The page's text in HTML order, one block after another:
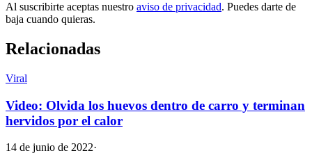
Al suscribirte aceptas nuestro aviso de privacidad. Puedes darte de
baja cuando quieras.
Relacionadas
Viral
Video: Olvida los huevos dentro de carro y terminan
hervidos por el calor
14 de junio de 2022·